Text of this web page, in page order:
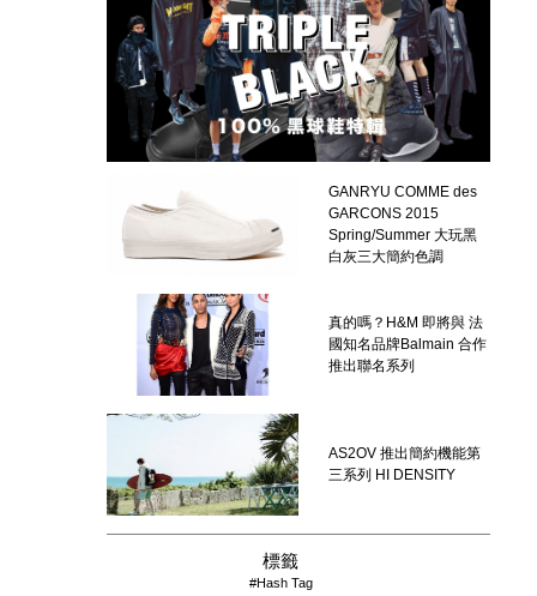
GANRYU COMME des
GARCONS 2015
Spring/Summer 大玩黑
白灰三大簡約色調
真的嗎？H&M 即將與 法
國知名品牌Balmain 合作
推出聯名系列
AS2OV 推出簡約機能第
三系列 HI DENSITY
標籤
#Hash Tag